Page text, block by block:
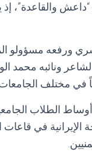
والقاعدة”، إذ
ورفعه مسؤولو
ونائبه محمد
الطلاب
في قاعات